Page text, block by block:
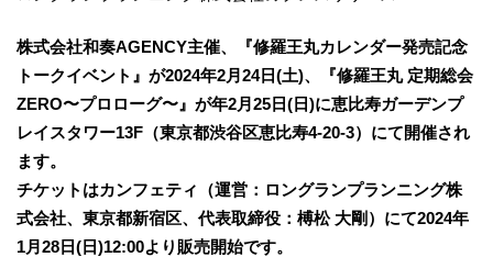
株式会社和奏AGENCY主催、『修羅王丸カレンダー発売記念
トークイベント』が2024年2月24日(土)、『修羅王丸 定期総会
ZERO〜プロローグ〜』が年2月25日(日)に恵比寿ガーデンプ
レイスタワー13F（東京都渋谷区恵比寿4-20-3）にて開催され
ます。
チケットはカンフェティ（運営：ロングランプランニング株
式会社、東京都新宿区、代表取締役：榑松 大剛）にて2024年
1月28日(日)12:00より販売開始です。